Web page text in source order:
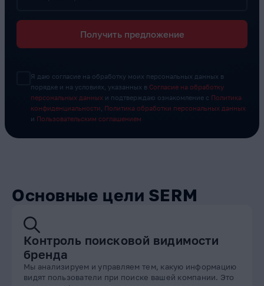
Получить предложение
Я даю согласие на обработку моих персональных данных в
порядке и на условиях, указанных в Согласие на обработку
персональных данных и подтверждаю ознакомление с Политика
конфиденциальности
Политика обработки персональных данных
и Пользовательским соглашением
Основные цели SERM
Контроль поисковой видимости
бренда
Мы анализируем и управляем тем, какую информацию
видят пользователи при поиске вашей компании. Это